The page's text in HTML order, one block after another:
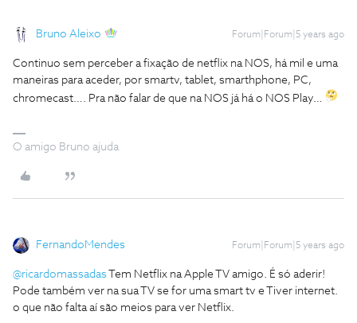
Bruno Aleixo Forum|Forum|5 years ago
Continuo sem perceber a fixação de netflix na NOS, há mil e uma
maneiras para aceder, por smartv, tablet, smarthphone, PC,
chromecast…. Pra não falar de que na NOS já há o NOS Play…
O amigo Bruno ajuda
FernandoMendes Forum|Forum|5 years ago
@ricardomassadas Tem Netflix na Apple TV amigo. É só aderir!
Pode também ver na sua TV se for uma smart tv e Tiver internet.
o que não falta aí são meios para ver Netflix.